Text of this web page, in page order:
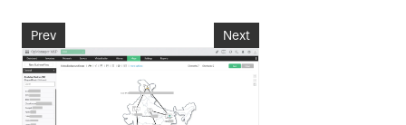
Prev Next